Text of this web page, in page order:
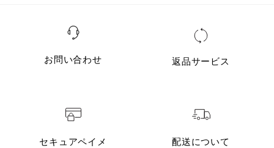
お問い合わせ 返品サービス
セキュアペイメ
配送について